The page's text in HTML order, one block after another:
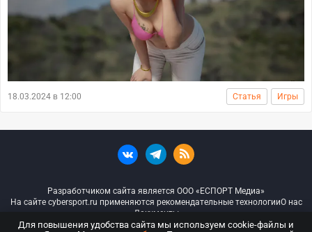
18.03.2024 в 12:00 Статья Игры
Разработчиком сайта является ООО «ЕСПОРТ Медиа»
На сайте cybersport.ru применяются рекомендательные технологииО нас
Документы
Для повышения удобства сайта мы используем cookie-файлы и